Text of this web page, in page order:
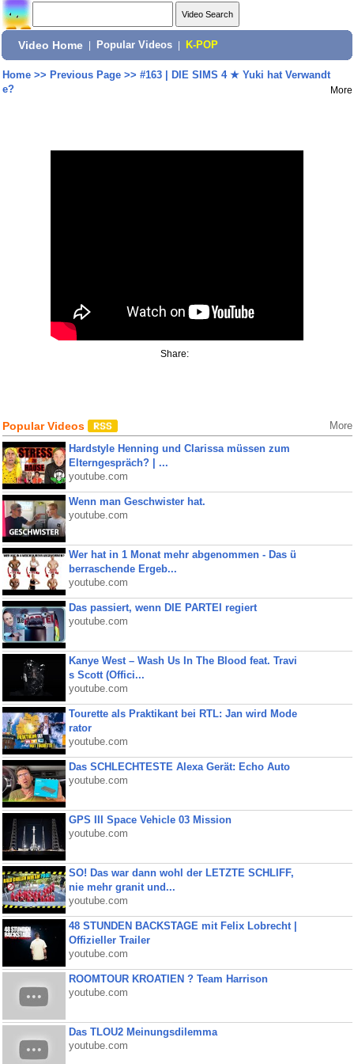
Video Home Popular Videos K-POP
Home>> Previous Page>> #163 | DIE SIMS 4 ★ Yuki hat Verwandt
e?
More
Share:
Popular Videos More
Hardstyle Henning und Clarissa müssen zum
Elterngespräch? | ...
youtube.com
Wenn man Geschwister hat.
youtube.com
Wer hat in 1 Monat mehr abgenommen - Das ü
berraschende Ergeb...
youtube.com
Das passiert, wenn DIE PARTEI regiert
youtube.com
Kanye West – Wash Us In The Blood feat. Travi
s Scott (Offici...
youtube.com
Tourette als Praktikant bei RTL: Jan wird Mode
rator
youtube.com
Das SCHLECHTESTE Alexa Gerät: Echo Auto
youtube.com
GPS III Space Vehicle 03 Mission
youtube.com
SO! Das war dann wohl der LETZTE SCHLIFF,
nie mehr granit und...
youtube.com
48 STUNDEN BACKSTAGE mit Felix Lobrecht |
Offizieller Trailer
youtube.com
ROOMTOUR KROATIEN ? Team Harrison
youtube.com
Das TLOU2 Meinungsdilemma
youtube.com